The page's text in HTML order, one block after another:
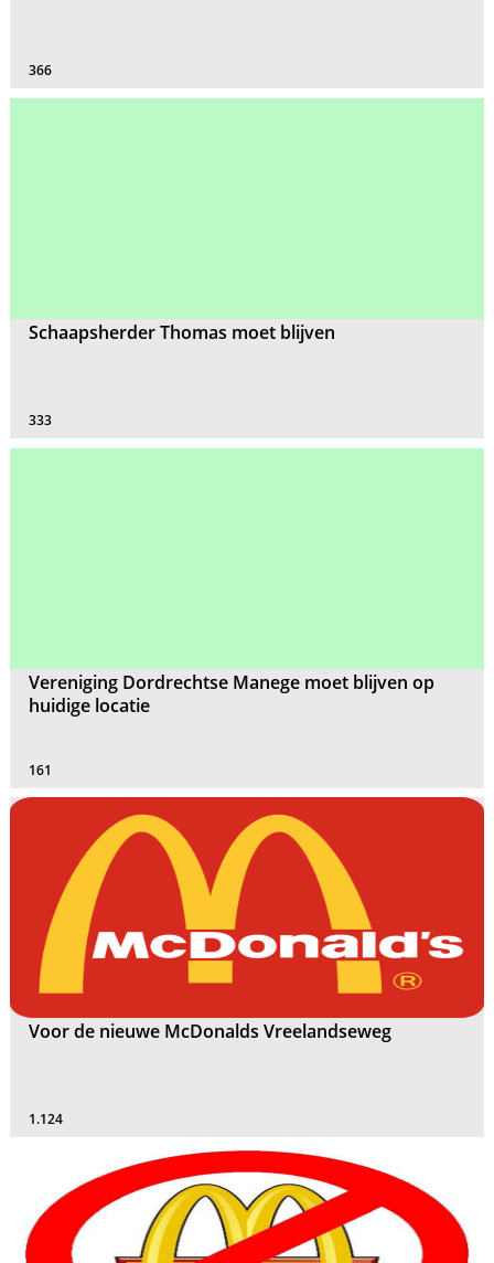
366
Schaapsherder Thomas moet blijven
333
Vereniging Dordrechtse Manege moet blijven op
huidige locatie
161
Voor de nieuwe McDonalds Vreelandseweg
1.124